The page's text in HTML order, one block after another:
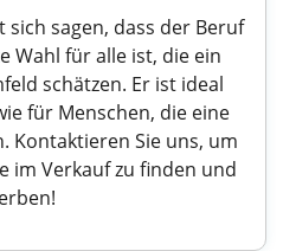
sagen, dass der Beruf
Wahl für alle ist, die ein
schätzen. Er ist ideal
für Menschen, die eine
Kontaktieren Sie uns, um
im Verkauf zu finden und